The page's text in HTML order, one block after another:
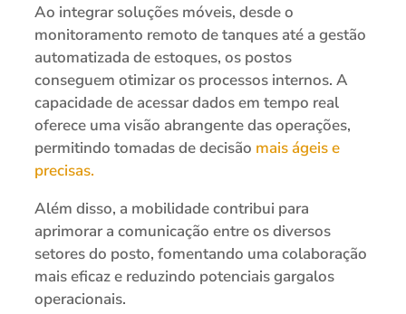
Ao integrar soluções móveis, desde o
monitoramento remoto de tanques até a gestão
automatizada de estoques, os postos
conseguem otimizar os processos internos. A
capacidade de acessar dados em tempo real
oferece uma visão abrangente das operações,
permitindo tomadas de decisão mais ágeis e
precisas.
Além disso, a mobilidade contribui para
aprimorar a comunicação entre os diversos
setores do posto, fomentando uma colaboração
mais eficaz e reduzindo potenciais gargalos
operacionais.